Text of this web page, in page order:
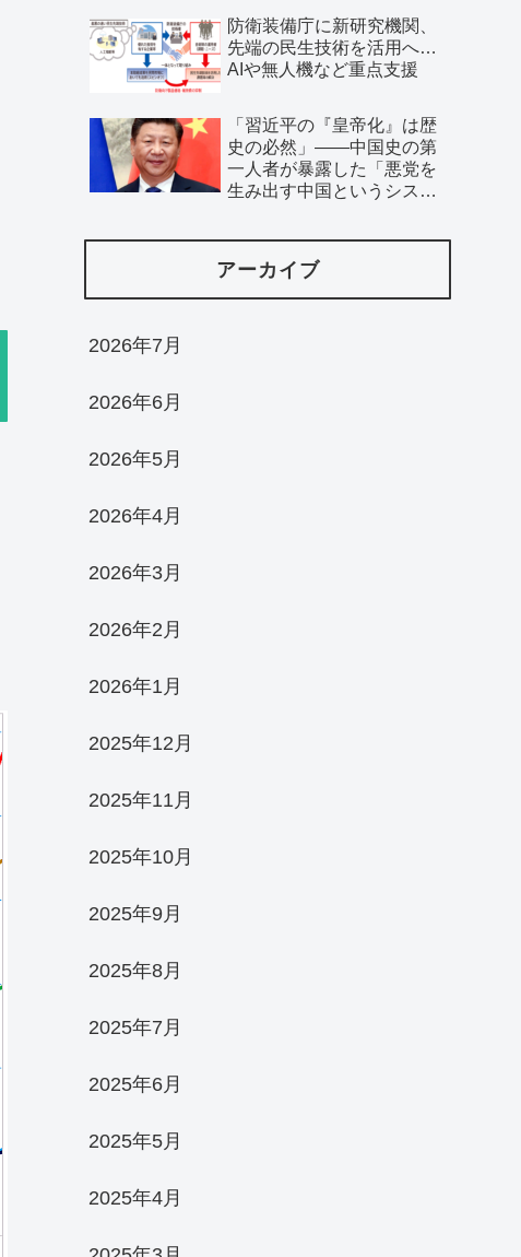
防衛装備庁に新研究機関、
先端の民生技術を活用へ…
AIや無人機など重点支援
「習近平の『皇帝化』は歴
史の必然」――中国史の第
一人者が暴露した「悪党を
生み出す中国というシステ
アーカイブ
2026年7月
2026年6月
2026年5月
2026年4月
2026年3月
2026年2月
2026年1月
2025年12月
2025年11月
2025年10月
2025年9月
2025年8月
2025年7月
2025年6月
2025年5月
2025年4月